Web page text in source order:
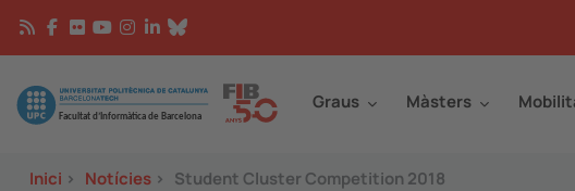
Vés al contingut
Image Graus Màsters
Inici > Notícies > Student Cluster Competition 2018